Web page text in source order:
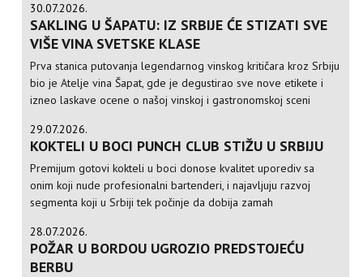
30.07.2026.
SAKLING U ŠAPATU: IZ SRBIJE ĆE STIZATI SVE
VIŠE VINA SVETSKE KLASE
Prva stanica putovanja legendarnog vinskog kritičara kroz Srbiju
bio je Atelje vina Šapat, gde je degustirao sve nove etikete i
izneo laskave ocene o našoj vinskoj i gastronomskoj sceni
29.07.2026.
KOKTELI U BOCI PUNCH CLUB STIŽU U SRBIJU
Premijum gotovi kokteli u boci donose kvalitet uporediv sa
onim koji nude profesionalni bartenderi, i najavljuju razvoj
segmenta koji u Srbiji tek počinje da dobija zamah
28.07.2026.
POŽAR U BORDOU UGROZIO PREDSTOJEĆU
BERBU